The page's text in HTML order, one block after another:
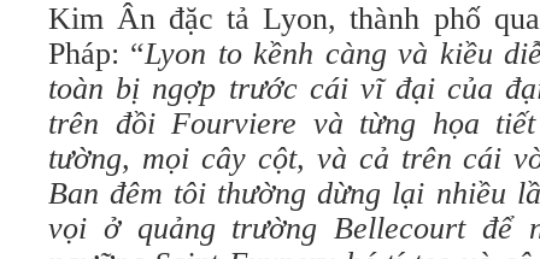
Kim Ân đặc tả Lyon, thành phố
Pháp: “Lyon to kềnh càng và kiều
toàn bị ngợp trước cái vĩ đại của
trên đồi Fourviere và từng họa
tường, mọi cây cột, và cả trên cái
Ban đêm tôi thường dừng lại nhiều
vọi ở quảng trường Bellecourt để